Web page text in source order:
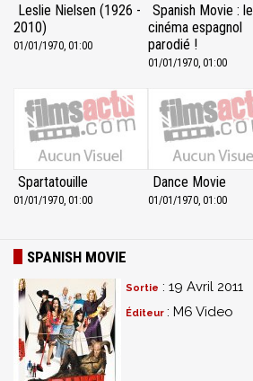
Leslie Nielsen (1926 -
2010)
01/01/1970, 01:00
Spanish Movie : le
cinéma espagnol
parodié !
01/01/1970, 01:00
Spartatouille
01/01/1970, 01:00
Dance Movie
01/01/1970, 01:00
SPANISH MOVIE
Sortie : 19 Avril 2011
Éditeur : M6 Video